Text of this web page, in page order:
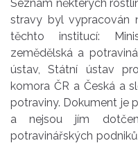
Seznam některých
stravy byl vypracován
těchto institucí:
zemědělská a
ústav, Státní ústav
komora ČR a Česká a
potraviny. Dokument je
a nejsou jím
potravinářských